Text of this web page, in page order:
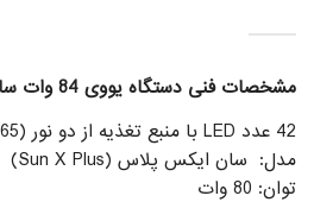
مشخصات فنی دستگاه یووی 84 وات سان ایکس پلاس:
42 عدد LED با منبع تغذیه از دو نور (365 + 405 نانومتر)
مدل: سان ایکس پلاس (Sun X Plus)
توان: 80 وات